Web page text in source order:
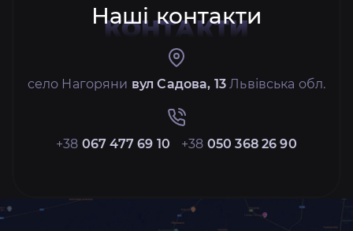
Наші контакти
КОНТАКТИ
село Нагоряни вул Садова, 13 Львівська обл.
+38 067 477 69 10 +38 050 368 26 90